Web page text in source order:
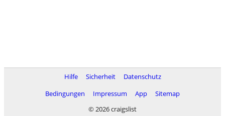
Hilfe Sicherheit
Datenschutz
Bedingungen
Impressum App
Sitemap
© 2026 craigslist